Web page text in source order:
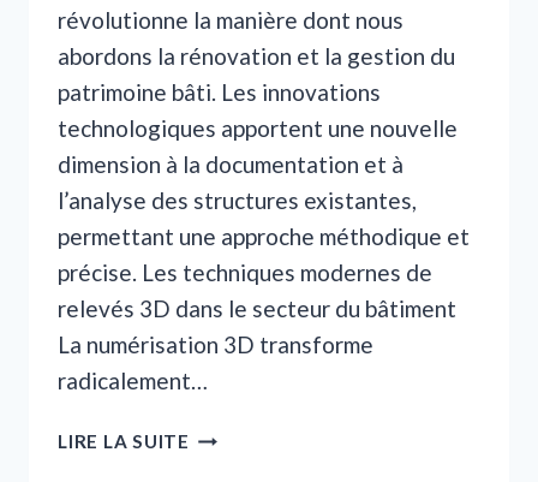
révolutionne la manière dont nous
abordons la rénovation et la gestion du
patrimoine bâti. Les innovations
technologiques apportent une nouvelle
dimension à la documentation et à
l’analyse des structures existantes,
permettant une approche méthodique et
précise. Les techniques modernes de
relevés 3D dans le secteur du bâtiment
La numérisation 3D transforme
radicalement…
LIRE LA SUITE L’IMPORTANCE